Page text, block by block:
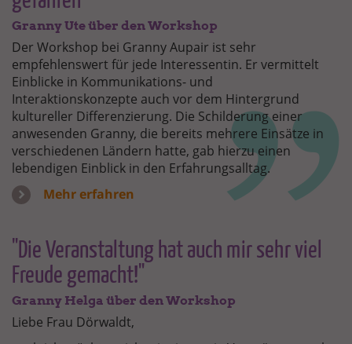
Granny Ute über den Workshop
Der Workshop bei Granny Aupair ist sehr
empfehlenswert für jede Interessentin. Er vermittelt
Einblicke in Kommunikations- und
Interaktionskonzepte auch vor dem Hintergrund
kultureller Differenzierung. Die Schilderung einer
anwesenden Granny, die bereits mehrere Einsätze in
verschiedenen Ländern hatte, gab hierzu einen
lebendigen Einblick in den Erfahrungsalltag.
Mehr erfahren
"Die Veranstaltung hat auch mir sehr viel
Freude gemacht!"
Granny Helga über den Workshop
Liebe Frau Dörwaldt,